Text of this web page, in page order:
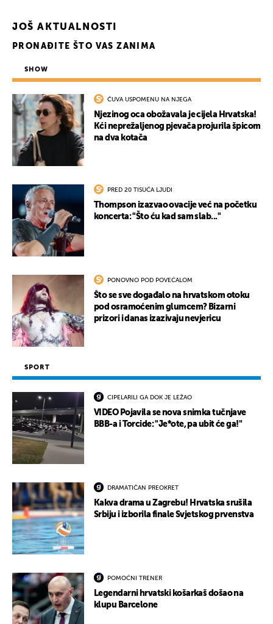
JOŠ AKTUALNOSTI
PRONAĐITE ŠTO VAS ZANIMA
SHOW
ČUVA USPOMENU NA NJEGA
Njezinog oca obožavala je cijela Hrvatska!
Kći neprežaljenog pjevača projurila špicom
na dva kotača
PRED 20 TISUĆA LJUDI
Thompson izazvao ovacije već na početku
koncerta: "Što ću kad sam slab..."
PONOVNO POD POVEĆALOM
Što se sve događalo na hrvatskom otoku
pod osramoćenim glumcem? Bizarni
prizori i danas izazivaju nevjericu
SPORT
CIPELARILI GA DOK JE LEŽAO
VIDEO Pojavila se nova snimka tučnjave
BBB-a i Torcide: "Je*ote, pa ubit će ga!"
DRAMATIČAN PREOKRET
Kakva drama u Zagrebu! Hrvatska srušila
Srbiju i izborila finale Svjetskog prvenstva
POMOĆNI TRENER
Legendarni hrvatski košarkaš došao na
klupu Barcelone